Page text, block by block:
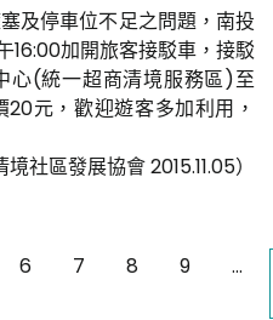
及停車位不足之問題，南投
16:00加開旅客接駁車，接駁
心(統一超商清境服務區)至
20元，歡迎遊客多加利用，
境社區發展協會 2015.11.05）
6 7 8 9 ...